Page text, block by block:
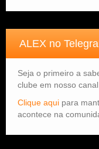
ALEX no
Seja o primeiro a
clube em nosso
Clique aqui para
acontece na